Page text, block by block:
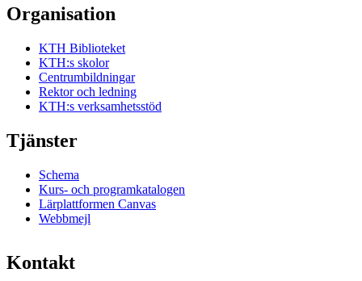
Organisation
KTH Biblioteket
KTH:s skolor
Centrumbildningar
Rektor och ledning
KTH:s verksamhetsstöd
Tjänster
Schema
Kurs- och programkatalogen
Lärplattformen Canvas
Webbmejl
Kontakt